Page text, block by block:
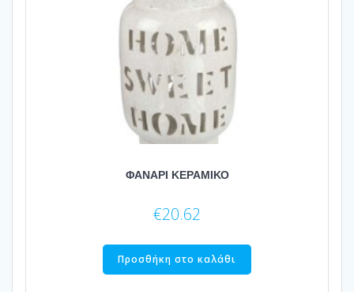
ΦΑΝΑΡΙ ΚΕΡΑΜΙΚΟ
€20.62
Προσθήκη στο καλάθι